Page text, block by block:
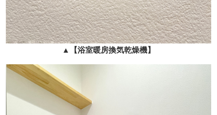
▲ 【浴室暖房換気乾燥機】